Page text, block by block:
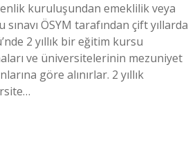
kuruluşundan emeklilik veya
sınavı ÖSYM tarafından çift yıllarda
2 yıllık bir eğitim kursu
ve üniversitelerinin mezuniyet
göre alınırlar. 2 yıllık